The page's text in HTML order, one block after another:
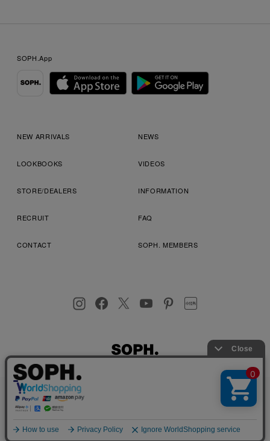
SOPH.App
NEW ARRIVALS NEWS
LOOKBOOKS VIDEOS
STORE/DEALERS INFORMATION
RECRUIT FAQ
CONTACT SOPH. MEMBERS
プライバシーポリシー
店舗受取サービス
お客様により良いサービスを提供するため、cookie(クッキー)を
使用することがございます。 詳しくは
プライバシーポリシーを
ご確認ください。
OK